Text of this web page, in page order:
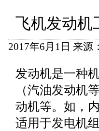
飞机发动机
2017年6月1日 来源
发动机是一种
（汽油发动机
动机等。如，
适用于发电机